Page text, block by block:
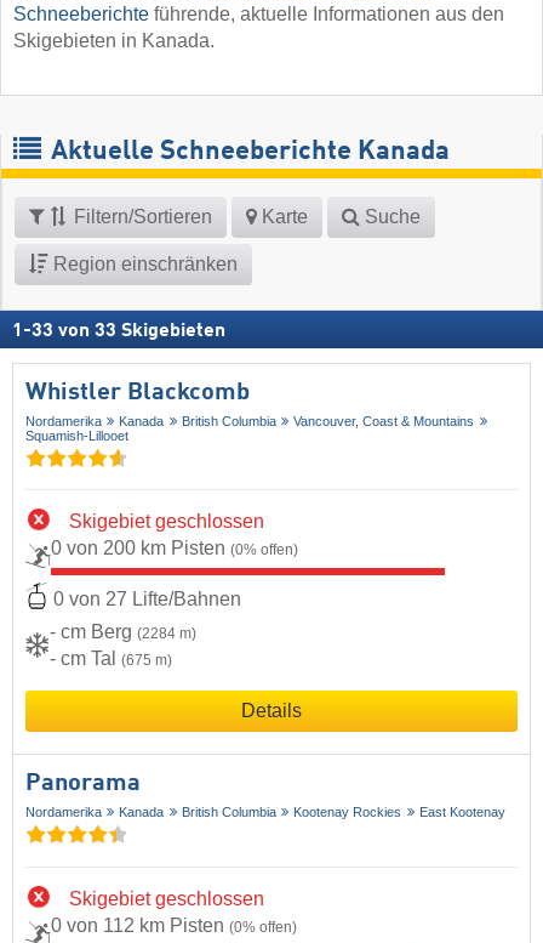
Schneeberichte führende, aktuelle Informationen aus den
Skigebieten in Kanada.
Aktuelle Schneeberichte Kanada
Filtern/Sortieren Karte Suche
Region einschränken
1 -33 von 33 Skigebieten
Whistler Blackcomb
Nordamerika Kanada British Columbia
Vancouver, Coast & Mountains
Squamish-Lillooet
Skigebiet geschlossen
0 von 200 km Pisten (0% offen)
0 von 27 Lifte/Bahnen
- cm Berg (2284 m)
- cm Tal (675 m)
Details
Panorama
Nordamerika Kanada British Columbia Kootenay Rockies East Kootenay
Skigebiet geschlossen
0 von 112 km Pisten (0% offen)